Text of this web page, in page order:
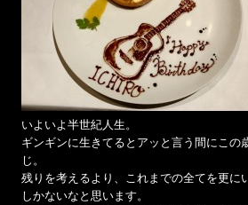
いよいよ半世紀人生。
ギンギンに生きてるとアッと言う間にこの
じ。
残りを考えるより、これまでの全てを更に
しかないなと思います。